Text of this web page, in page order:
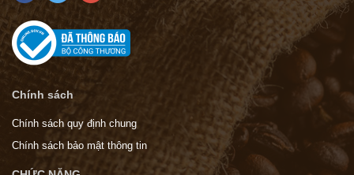
Chính sách
Chính sách quy định chung
Chính sách bảo mật thông tin